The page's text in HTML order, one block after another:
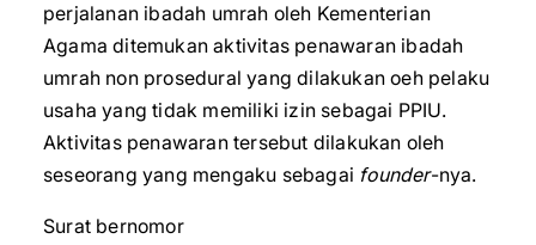
perjalanan ibadah umrah oleh Kementerian
Agama ditemukan aktivitas penawaran ibadah
umrah non prosedural yang dilakukan oeh pelaku
usaha yang tidak memiliki izin sebagai PPIU.
Aktivitas penawaran tersebut dilakukan oleh
seseorang yang mengaku sebagai founder-nya.
Surat bernomor